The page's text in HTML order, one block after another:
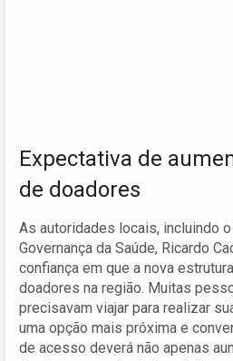
Expectativa de
de doadores
As autoridades locais, incluindo
Governança da Saúde, Ricardo
confiança em que a nova
doadores na região. Muitas
precisavam viajar para realizar
uma opção mais próxima e
de acesso deverá não apenas